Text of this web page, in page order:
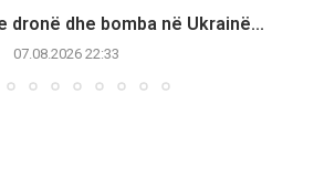
dronë dhe bomba në Ukrainë...
07.08.2026 22:33